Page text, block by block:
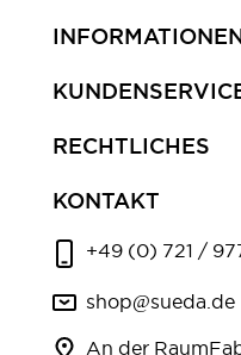
RECHTLICHES
KONTAKT
+49 (0) 721 /
shop@sueda.de
An der